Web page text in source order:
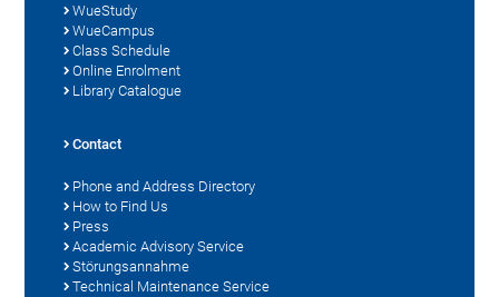
WueStudy
WueCampus
Class Schedule
Online Enrolment
Library Catalogue
Contact
Phone and Address Directory
How to Find Us
Press
Academic Advisory Service
Störungsannahme
Technical Maintenance Service